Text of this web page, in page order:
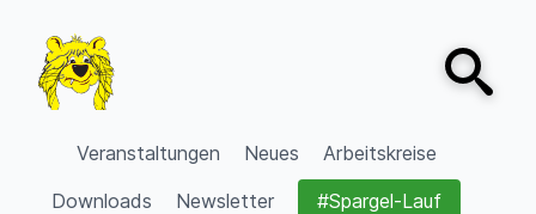
VVV Burgdorf
Veranstaltungen Neues
Arbeitskreise
Downloads
Newsletter #Spargel-Lauf
Open